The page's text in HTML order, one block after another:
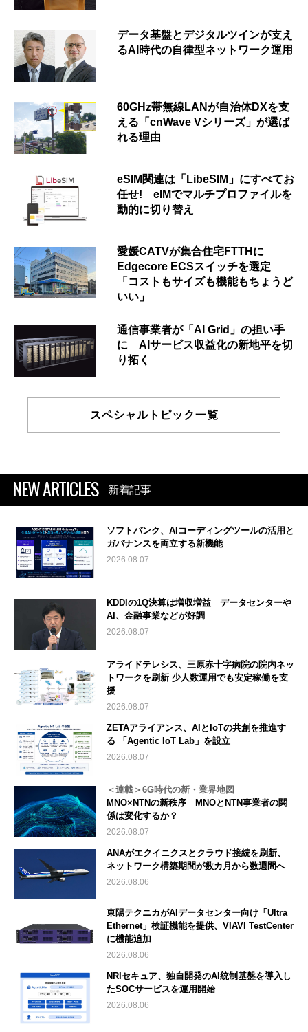
データ基盤とデジタルツインが支え
るAI時代の自律型ネットワーク運用
60GHz帯無線LANが自治体DXを支
える「cnWave Vシリーズ」が選ば
れる理由
eSIM関連は「LibeSIM」にすべてお
任せ! eIMでマルチプロファイルを
動的に切り替え
愛媛CATVが集合住宅FTTHに
Edgecore ECSスイッチを選定
「コストもサイズも機能もちょうど
いい」
通信事業者が「AI Grid」の担い手
に AIサービス収益化の新地平を切
り拓く
スペシャルトピック一覧
NEW ARTICLES 新着記事
ソフトバンク、AIコーディングツールの活用と
ガバナンスを両立する新機能
2026.08.07
KDDIの1Q決算は増収増益 データセンターや
AI、金融事業などが好調
2026.08.07
アライドテレシス、三原赤十字病院の院内ネッ
トワークを刷新 少人数運用でも安定稼働を支
援
2026.08.07
ZETAアライアンス、AIとIoTの共創を推進す
る 「Agentic IoT Lab」を設立
2026.08.07
＜連載＞6G時代の新・業界地図
MNO×NTNの新秩序 MNOとNTN事業者の関
係は変化するか？
2026.08.07
ANAがエクイニクスとクラウド接続を刷新、
ネットワーク構築期間が数カ月から数週間へ
2026.08.06
東陽テクニカがAIデータセンター向け「Ultra
Ethernet」検証機能を提供、VIAVI TestCenter
に機能追加
2026.08.06
NRIセキュア、独自開発のAI統制基盤を導入し
たSOCサービスを運用開始
2026.08.06